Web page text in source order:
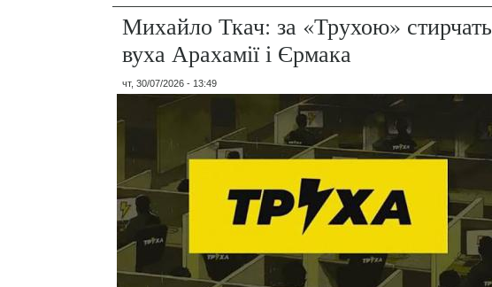
Михайло Ткач: за «Трухою» стирчать
вуха Арахамії і Єрмака
чт, 30/07/2026 - 13:49